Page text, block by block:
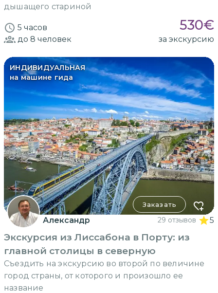
дышащего стариной
5 часов 530€
до 8 человек за экскурсию
ИНДИВИДУАЛЬНАЯ
на машине гида
Заказать
Александр 29 отзывов 5
Экскурсия из Лиссабона в Порту: из
главной столицы в северную
Съездить на экскурсию во второй по величине
город страны, от которого и произошло ее
название